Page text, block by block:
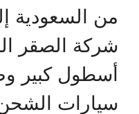
السعودية إلى
الصقر
كبير
الشحن